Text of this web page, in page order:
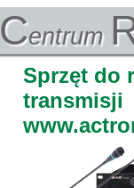
Centrum
Sprzęt do
transmisji